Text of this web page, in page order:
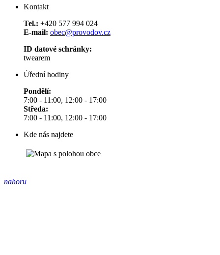
Kontakt
Tel.: +420 577 994 024
E-mail: obec@provodov.cz
ID datové schránky:
twearem
Úřední hodiny
Pondělí:
7:00 - 11:00, 12:00 - 17:00
Středa:
7:00 - 11:00, 12:00 - 17:00
Kde nás najdete
nahoru